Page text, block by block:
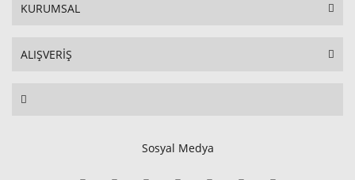
KURUMSAL
ALIŞVERİŞ
Sosyal Medya